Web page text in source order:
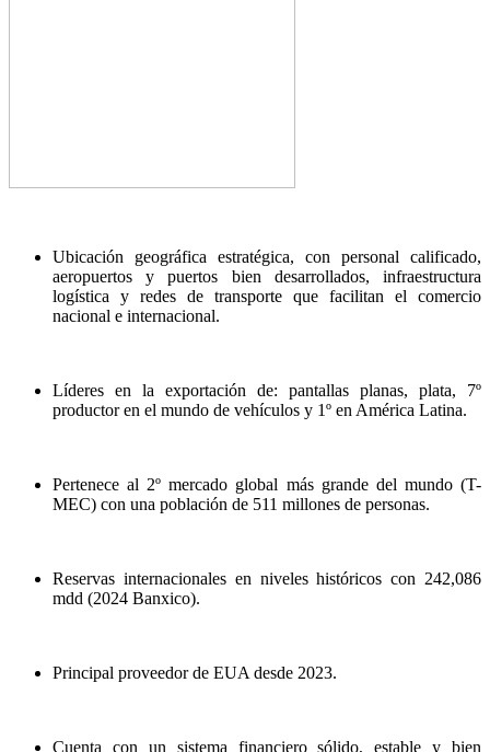
Ubicación geográfica estratégica, con personal calificado,
aeropuertos y puertos bien desarrollados, infraestructura
logística y redes de transporte que facilitan el comercio
nacional e internacional.
Líderes en la exportación de: pantallas planas, plata, 7º
productor en el mundo de vehículos y 1º en América Latina.
Pertenece al 2º mercado global más grande del mundo (T-
MEC) con una población de 511 millones de personas.
Reservas internacionales en niveles históricos con 242,086
mdd (2024 Banxico).
Principal proveedor de EUA desde 2023.
Cuenta con un sistema financiero sólido, estable y bien